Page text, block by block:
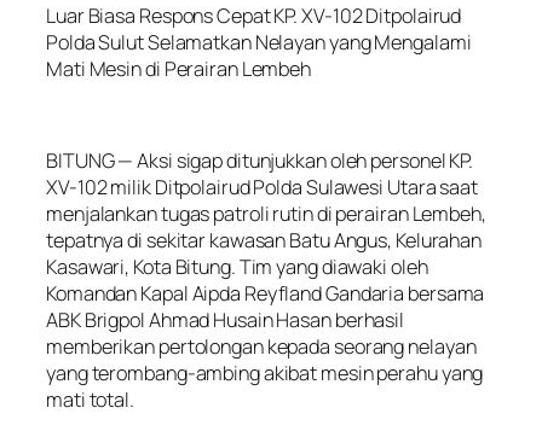
Luar Biasa Respons Cepat KP. XV-102 Ditpolairud
Polda Sulut Selamatkan Nelayan yang Mengalami
Mati Mesin di Perairan Lembeh
BITUNG — Aksi sigap ditunjukkan oleh personel KP.
XV-102 milik Ditpolairud Polda Sulawesi Utara saat
menjalankan tugas patroli rutin di perairan Lembeh,
tepatnya di sekitar kawasan Batu Angus, Kelurahan
Kasawari, Kota Bitung. Tim yang diawaki oleh
Komandan Kapal Aipda Reyfland Gandaria bersama
ABK Brigpol Ahmad Husain Hasan berhasil
memberikan pertolongan kepada seorang nelayan
yang terombang-ambing akibat mesin perahu yang
mati total.